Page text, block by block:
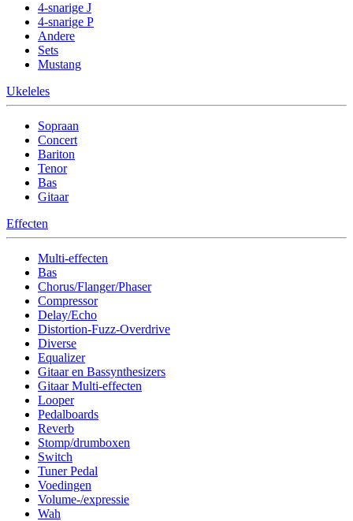
4-snarige J
4-snarige P
Andere
Sets
Mustang
Ukeleles
Sopraan
Concert
Bariton
Tenor
Bas
Gitaar
Effecten
Multi-effecten
Bas
Chorus/Flanger/Phaser
Compressor
Delay/Echo
Distortion-Fuzz-Overdrive
Diverse
Equalizer
Gitaar en Bassynthesizers
Gitaar Multi-effecten
Looper
Pedalboards
Reverb
Stomp/drumboxen
Switch
Tuner Pedal
Voedingen
Volume-/expressie
Wah